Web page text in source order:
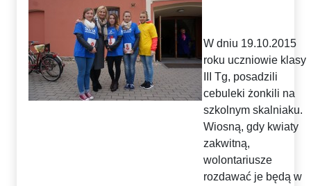
W dniu 19.10.2015
roku uczniowie klasy
III Tg, posadzili
cebuleki żonkili na
szkolnym skalniaku.
Wiosną, gdy kwiaty
zakwitną,
wolontariusze
rozdawać je będą w